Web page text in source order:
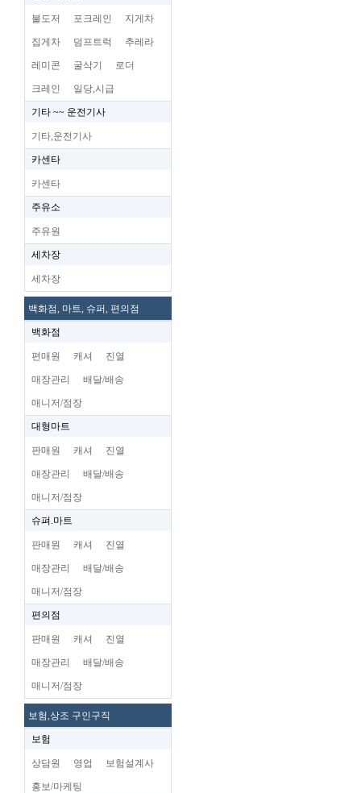
불도저 포크레인 지게차
집게차 덤프트럭 추레라
레미콘 굴삭기 로더
크레인 일당,시급
기타 ~~ 운전기사
기타,운전기사
카센타
카센타
주유소
주유원
세차장
세차장
백화점, 마트, 슈퍼, 편의점
백화점
편매원 캐셔 진열
매장관리 배달/배송
매니저/점장
대형마트
판매원 캐셔 진열
매장관리 배달/배송
매니저/점장
슈펴.마트
판매원 캐셔 진열
매장관리 배달/배송
매니저/점장
편의점
판매원 캐셔 진열
매장관리 배달/배송
매니저/점장
보험,상조 구인구직
보험
상담원 영업 보험설계사
홍보/마케팅